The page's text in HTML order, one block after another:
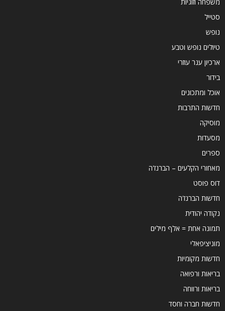
משפחה וזוגיות
סטייל
נופש
טיולים נופש וטבע
ארכיון ענר עוזרי
בידור
אוכל ומתכונים
חדשות התרבות
מוסיקה
מסעדות
ספרים
מאחורי הקלעים – הברנז'ה
דוס פוסט
חדשות הברנז'ה
נקודה יהודית
תמונה אחת = אלף מילים
מוניציפאלי
חדשות מקומיות
בריאות ורפואה
בריאות ורווחה
חדשות חברה וחסד